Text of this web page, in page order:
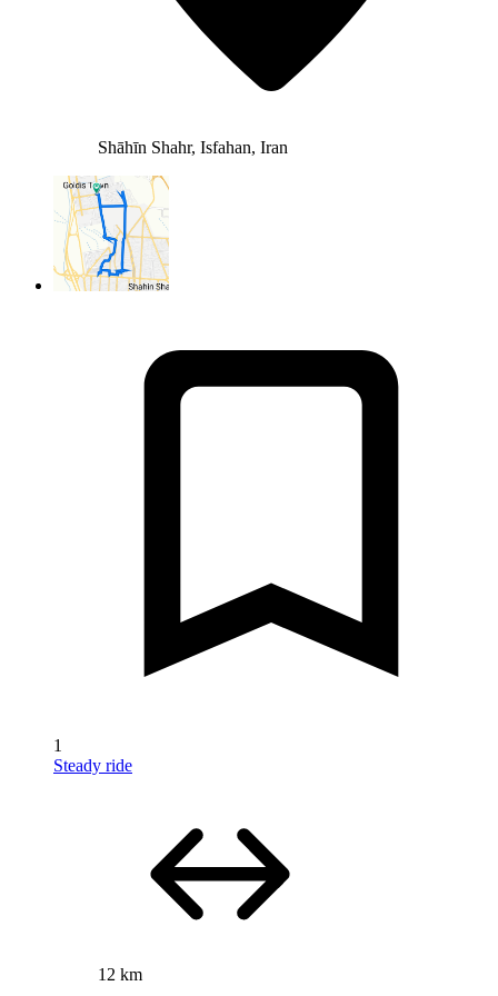
Shāhīn Shahr, Isfahan, Iran
1
Steady ride
12 km